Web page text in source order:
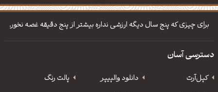
دانلود والپیپر مذهبی
تایپوگرافی شعر مولانا
برای چیزی که پنج سال دیگه ارزشی نداره بیشتر از پنج دقیقه غصه نخور.
دسترسی آسان
کپل‌آرت دانلود‌ والپیپر
پالت رنگ